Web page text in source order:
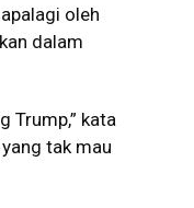
oleh
dalam
Trump,” kata
tak mau